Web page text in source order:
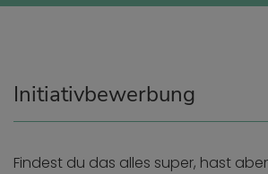
Initiativbewerbung
Findest du das alles super, hast